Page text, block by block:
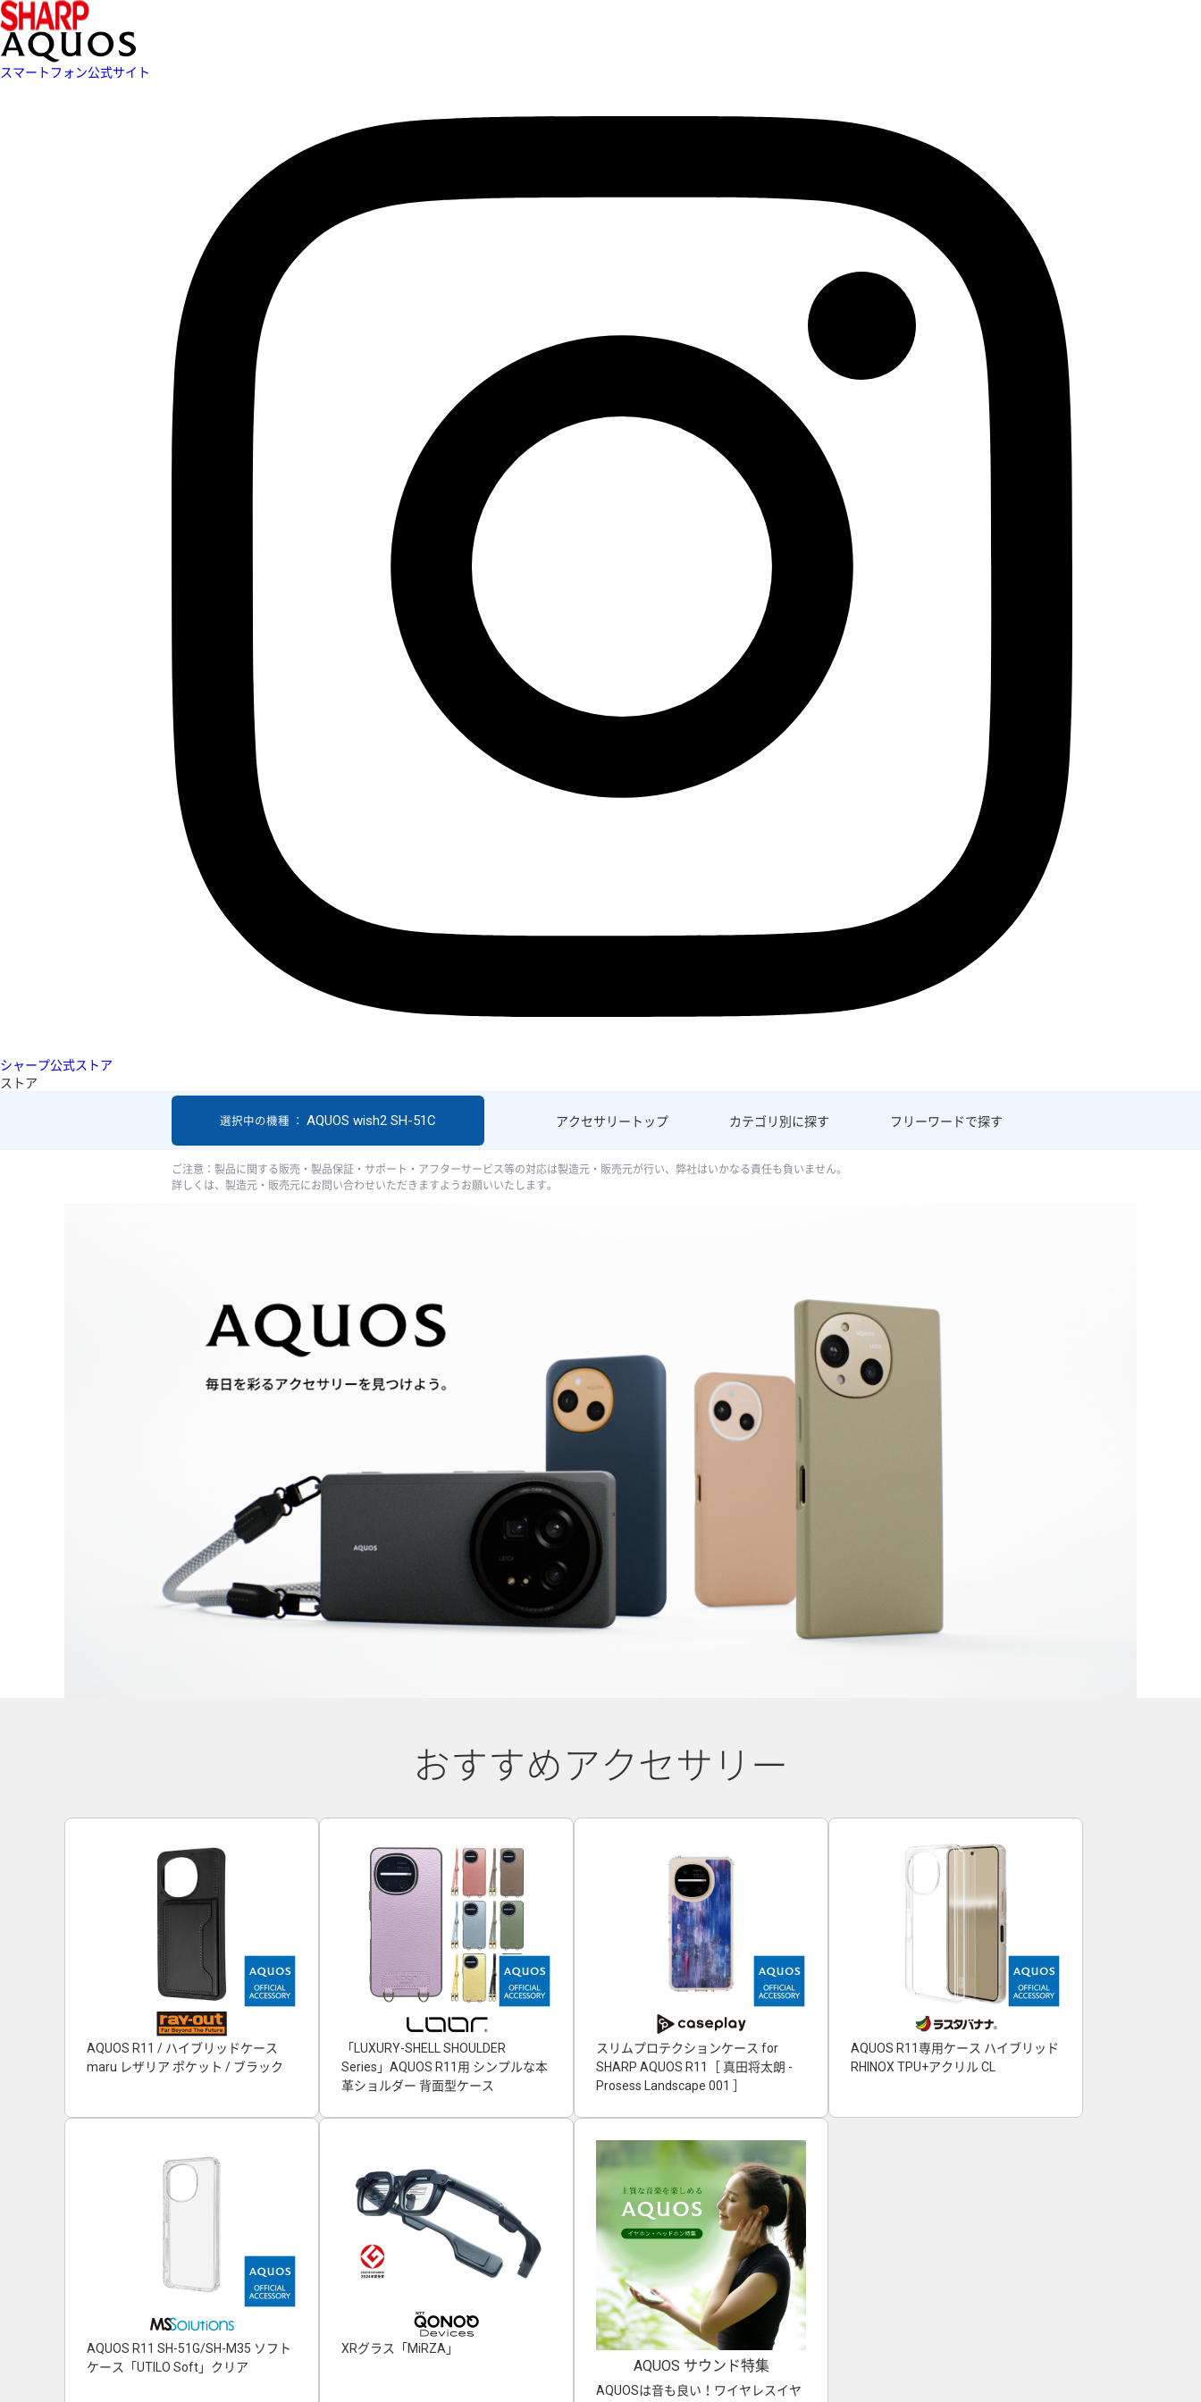
スマートフォン公式サイト
シャープ公式ストア
ストア
アクセサリー トップ カテゴリ別に探す フリーワードで探す
選択中の機種 ： AQUOS wish2 SH-51C
ご注意：製品に関する販売・製品保証・サポート・アフターサービス等の対応は製造元・販売元が行い、弊社はいかなる責任も負いません。
詳しくは、製造元・販売元にお問い合わせいただきますようお願いいたします。
おすすめアクセサリー
AQUOS R11 / ハイブリッドケース
maru レザリア ポケット / ブラック
「LUXURY-SHELL SHOULDER
Series」AQUOS R11用 シンプルな本
革ショルダー 背面型ケース
スリムプロテクションケース for
SHARP AQUOS R11［ 真田将太朗 -
Prosess Landscape 001 ］
AQUOS R11専用ケース ハイブリッド
RHINOX TPU+アクリル CL
AQUOS R11 SH-51G/SH-M35 ソフト
ケース「UTILO Soft」クリア
XRグラス「MiRZA」
AQUOS サウンド特集
AQUOSは音も良い！ワイヤレスイヤ